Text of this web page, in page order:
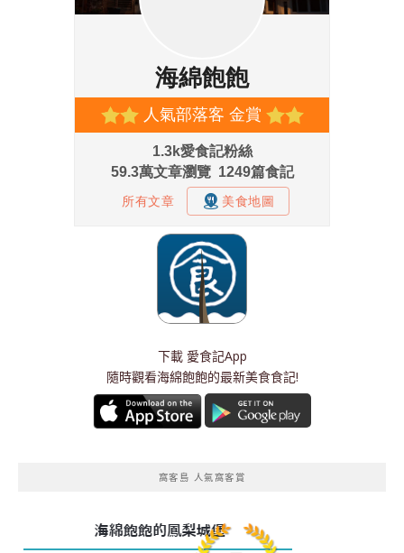
下載 愛食記App
隨時觀看海綿飽飽的最新美食食記!
窩客島 人氣窩客賞